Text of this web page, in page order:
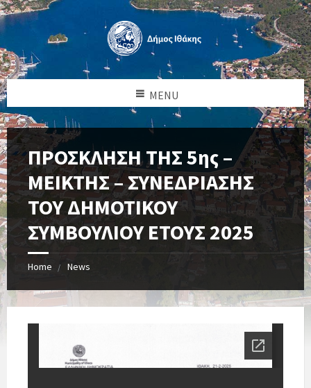
MENU
ΠΡΟΣΚΛΗΣΗ ΤΗΣ 5ης –
ΜΕΙΚΤΗΣ – ΣΥΝΕΔΡΙΑΣΗΣ
ΤΟΥ ΔΗΜΟΤΙΚΟΥ
ΣΥΜΒΟΥΛΙΟΥ ΕΤΟΥΣ 2025
Home News